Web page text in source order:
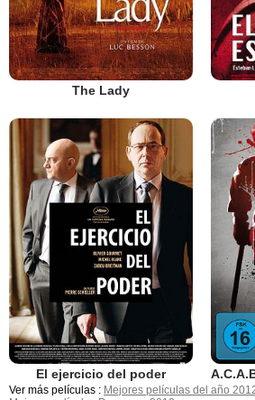
The Lady
El ejercicio del poder
Ver más películas : Mejores películas del año